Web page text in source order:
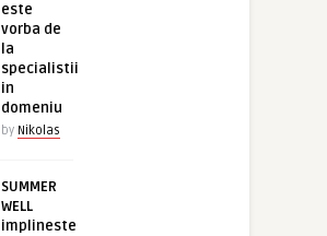
este
vorba de
la
specialistii
in
domeniu
by Nikolas
SUMMER
WELL
implineste